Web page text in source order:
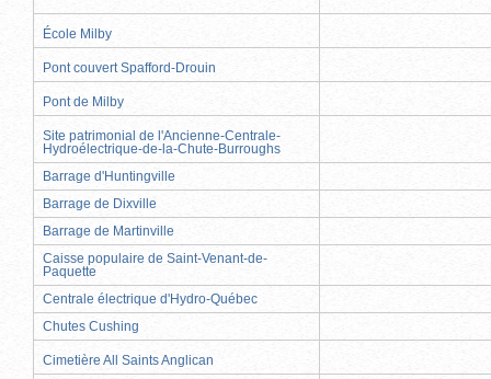
École Milby
Pont couvert Spafford-Drouin
Pont de Milby
Site patrimonial de l'Ancienne-Centrale-
Hydroélectrique-de-la-Chute-Burroughs
Barrage d'Huntingville
Barrage de Dixville
Barrage de Martinville
Caisse populaire de Saint-Venant-de-
Paquette
Centrale électrique d'Hydro-Québec
Chutes Cushing
Cimetière All Saints Anglican